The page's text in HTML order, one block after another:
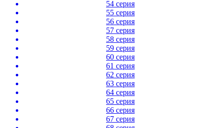
54 серия
55 серия
56 серия
57 серия
58 серия
59 серия
60 серия
61 серия
62 серия
63 серия
64 серия
65 серия
66 серия
67 серия